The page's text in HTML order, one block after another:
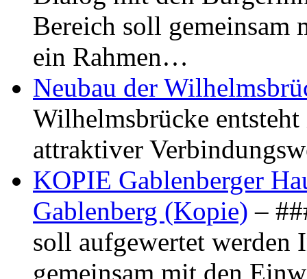
Bereich soll gemeinsam
ein Rahmen…
Neubau der
Wilhelmsbrücke
attraktiver
KOPIE Gablenberger
Gablenberg (Kopie) –
soll aufgewertet werden
gemeinsam mit den